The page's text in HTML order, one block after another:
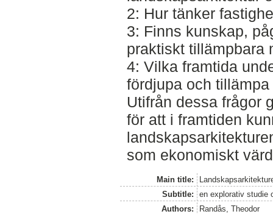
2: Hur tänker
3: Finns kunskap,
praktiskt tillämpbara
4: Vilka framtida
fördjupa och
Utifrån dessa frågor
för att i framtiden
som ekonomiskt
Main title:
Subtitle:
en explorativ studie
Authors:
Randås, Theodor